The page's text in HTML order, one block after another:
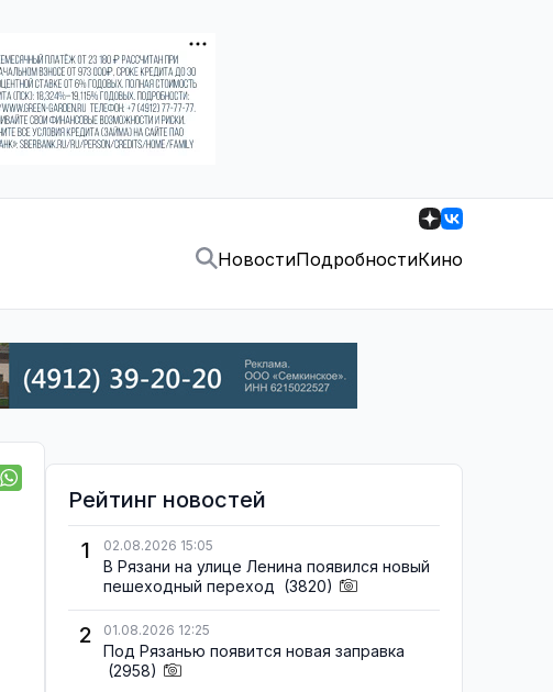
НовостиПодробностиКино
Рейтинг новостей
1
02.08.2026 15:05
В Рязани на улице Ленина появился новый
пешеходный переход (3820)
2 01.08.2026 12:25
Под Рязанью появится новая заправка
(2958)